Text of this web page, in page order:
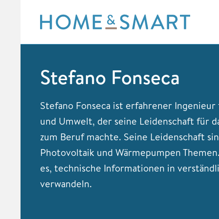
content
Stefano Fonseca
Stefano Fonseca ist erfahrener
und Umwelt, der seine Leidenschaft für
zum Beruf machte. Seine Leidenschaft
Photovoltaik und Wärmepumpen
es, technische Informationen in
verwandeln.